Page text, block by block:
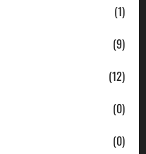
(1)
(9)
(12)
(0)
(0)